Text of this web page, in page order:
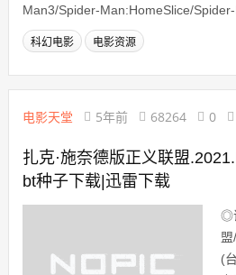
Man3/Spider-Man:HomeSlice/Spider-
科幻电影 电影资源
电影天堂 5年前 68264 0
扎克·施奈德版正义联盟
bt种子下载|迅雷下载
◎
(